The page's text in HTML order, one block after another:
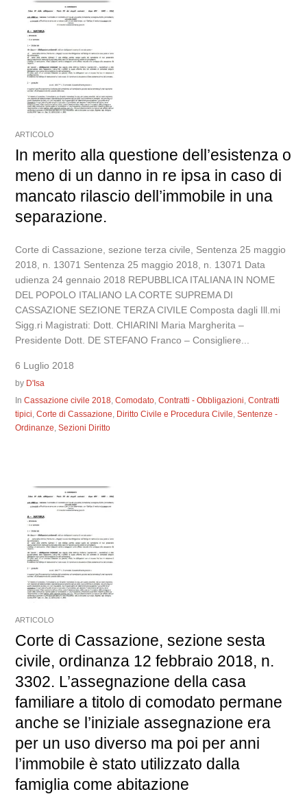
ARTICOLO
In merito alla questione dell’esistenza o
meno di un danno in re ipsa in caso di
mancato rilascio dell’immobile in una
separazione.
Corte di Cassazione, sezione terza civile, Sentenza 25 maggio
2018, n. 13071 Sentenza 25 maggio 2018, n. 13071 Data
udienza 24 gennaio 2018 REPUBBLICA ITALIANA IN NOME
DEL POPOLO ITALIANO LA CORTE SUPREMA DI
CASSAZIONE SEZIONE TERZA CIVILE Composta dagli Ill.mi
Sigg.ri Magistrati: Dott. CHIARINI Maria Margherita –
Presidente Dott. DE STEFANO Franco – Consigliere...
6 Luglio 2018
by D'Isa
InCassazione civile 2018,Comodato,Contratti - Obbligazioni,Contratti
tipici,Corte di Cassazione, Diritto Civile e Procedura Civile,Sentenze -
Ordinanze,Sezioni Diritto
ARTICOLO
Corte di Cassazione, sezione sesta
civile, ordinanza 12 febbraio 2018, n.
3302. L’assegnazione della casa
familiare a titolo di comodato permane
anche se l’iniziale assegnazione era
per un uso diverso ma poi per anni
l’immobile è stato utilizzato dalla
famiglia come abitazione